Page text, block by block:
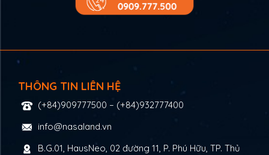
THÔNG TIN LIÊN HỆ
(+84)909777500 – (+84)932777400
info@nasaland.vn
B.G.01, HausNeo, 02 đường 11, P. Phú Hữu, TP. Thủ